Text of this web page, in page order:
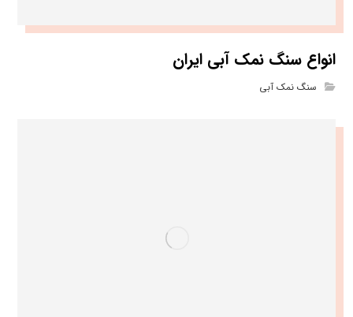
انواع سنگ نمک آبی ایران
سنگ نمک آبی